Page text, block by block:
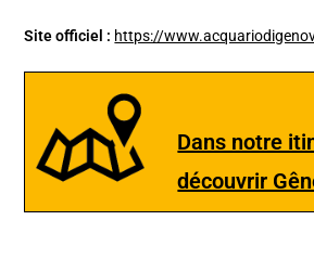
Site officiel : https://
Dans notre
découvrir